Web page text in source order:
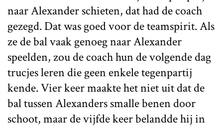
naar Alexander schieten, dat had de coach
gezegd. Dat was goed voor de teamspirit. Als
ze de bal vaak genoeg naar Alexander
speelden, zou de coach hun de volgende dag
trucjes leren die geen enkele tegenpartij
kende. Vier keer maakte het niet uit dat de
bal tussen Alexanders smalle benen door
schoot, maar de vijfde keer belandde hij in